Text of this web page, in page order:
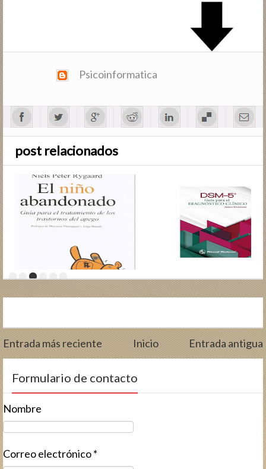
Psicoinformatica
post relacionados
Entrada más reciente Inicio Entrada antigua
Formulario de contacto
Nombre
Correo electrónico*